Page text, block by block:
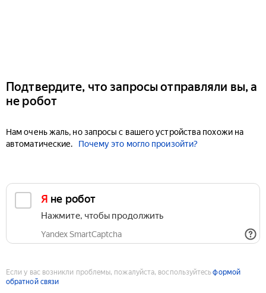
Подтвердите, что запросы отправляли вы, а
не робот
Нам очень жаль, но запросы с вашего устройства похожи на
автоматические.
Почему это могло произойти?
Я не робот
Нажмите, чтобы продолжить
Yandex SmartCaptcha
Если у вас возникли проблемы, пожалуйста, воспользуйтесьформой
обратной связи